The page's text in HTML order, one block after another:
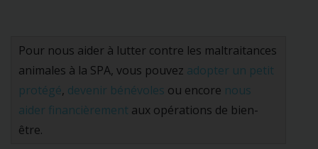
Pour nous aider à lutter contre les maltraitances
animales à la SPA, vous pouvez adopter un petit
protégé, devenir bénévoles ou encore nous
aider financièrement aux opérations de bien-
être.